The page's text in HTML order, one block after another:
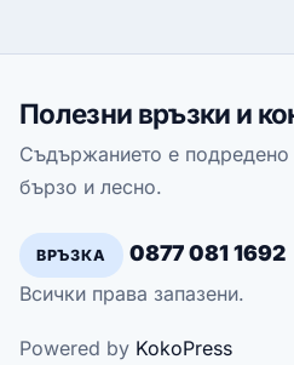
Полезни връзки и
Съдържанието е подредено
бързо и лесно.
ВРЪЗКА 0877 081 1692
Всички права запазени.
Powered by KokoPress